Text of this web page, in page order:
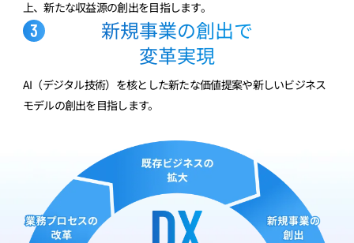
上、新たな収益源の創出を目指します。
新規事業の創出で
変革実現
AI（デジタル技術）を核とした新たな価値提案や新しいビジネス
モデルの創出を目指します。